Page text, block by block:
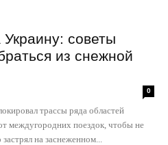
советы
из снежной
0
трассы ряда областей
междугородних поездок, чтобы не
на заснеженном...